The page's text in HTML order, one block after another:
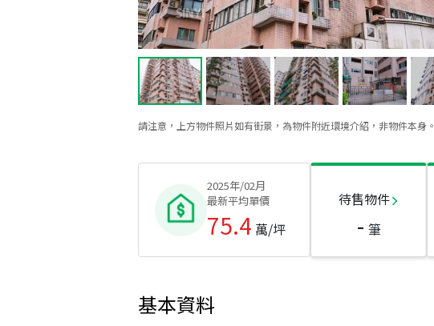
請注意，上方物件照片如有街景，為物件附近環境介紹，非物件本身。
2025年/02月
最新平均單價
75.4 萬/坪
待售物件
- 筆
基本資料